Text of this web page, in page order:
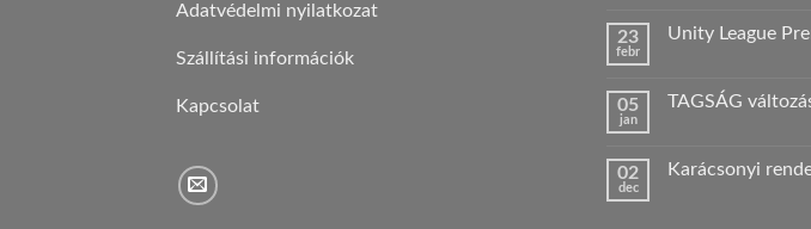
Adatvédelmi nyilatkozat
Szállítási információk
Kapcsolat
Nyári
23
febr
Unity League
Unity
bejegyzéshez
05
jan
TAGSÁG
TAGSÁG
02
dec
Karácsonyi